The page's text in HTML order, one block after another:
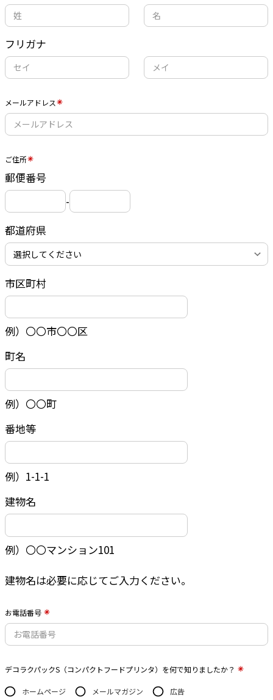
フリガナ
メールアドレス
ご住所
郵便番号
-
都道府県
市区町村
例）〇〇市〇〇区
町名
例）〇〇町
番地等
例）1-1-1
建物名
例）〇〇マンション101
建物名は必要に応じてご入力ください。
お電話番号
デコラクパックS（コンパクトフードプリンタ）を何で知りましたか？
ホームページ メールマガジン 広告